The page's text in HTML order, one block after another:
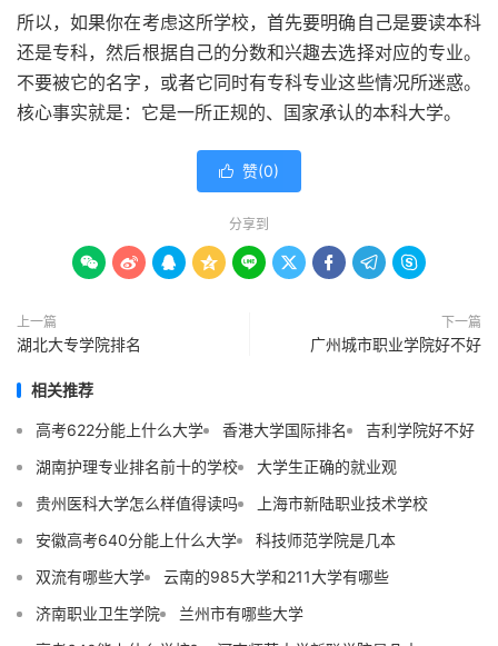
所以，如果你在考虑这所学校，首先要明确自己是要读本科
还是专科，然后根据自己的分数和兴趣去选择对应的专业。
不要被它的名字，或者它同时有专科专业这些情况所迷惑。
核心事实就是：它是一所正规的、国家承认的本科大学。
 赞(0)
分享到
        
上一篇
湖北大专学院排名
下一篇
广州城市职业学院好不好
相关推荐
高考622分能上什么大学 香港大学国际排名
吉利学院好不好
湖南护理专业排名前十的学校
大学生正确的就业观
贵州医科大学怎么样值得读吗
上海市新陆职业技术学校
安徽高考640分能上什么大学
科技师范学院是几本
双流有哪些大学
云南的985大学和211大学有哪些
济南职业卫生学院
兰州市有哪些大学